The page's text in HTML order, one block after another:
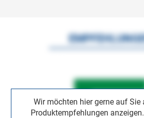
Wir möchten hier gerne auf Sie
Produktempfehlungen